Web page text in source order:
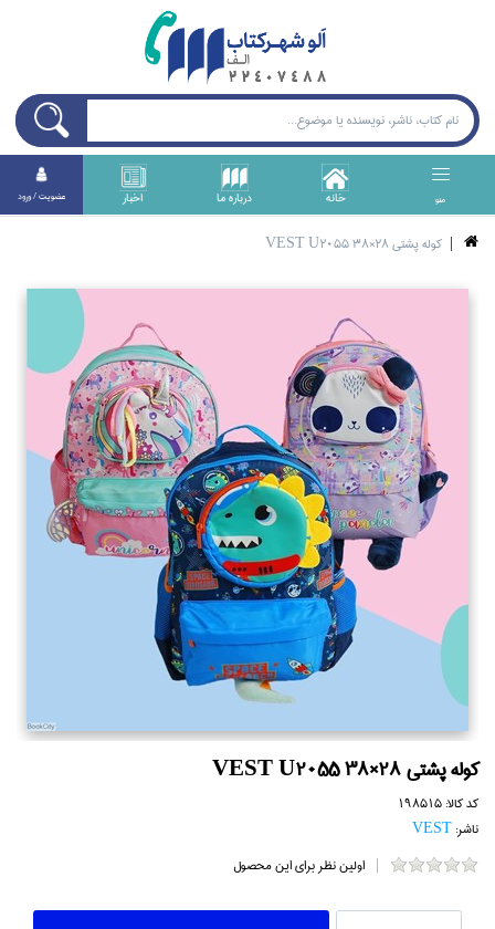
منو خانه درباره ما اخبار عضويت / ورود
كوله پشتي 28×38 VEST U2055
كوله پشتي 28×38 VEST U2055
کد کالا:198515
ناشر:VEST
اولین نظر برای این محصول